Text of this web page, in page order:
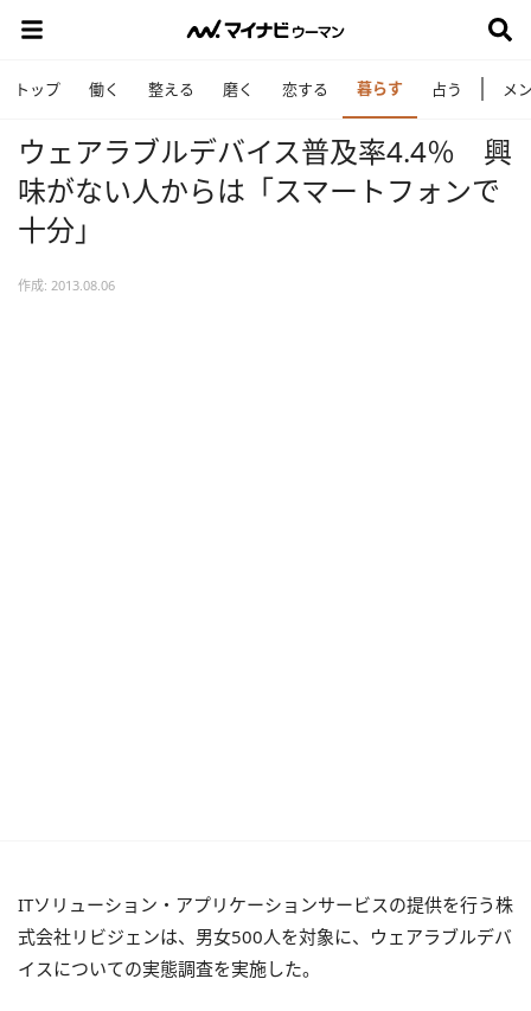
トップ 働く 整える 磨く 恋する 暮らす 占う メ
ウェアラブルデバイス普及率4.4％ 興
味がない人からは「スマートフォンで
十分」
作成: 2013.08.06
ITソリューション・アプリケーションサービスの提供を行う株
式会社リビジェンは、男女500人を対象に、ウェアラブルデバ
イスについての実態調査を実施した。